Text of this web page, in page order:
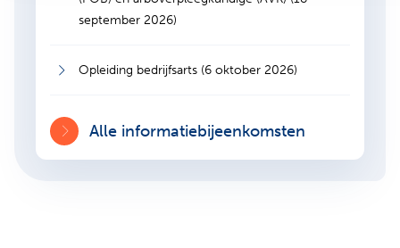
september 2026)
Opleiding bedrijfsarts (6 oktober 2026)
Alle informatiebijeenkomsten